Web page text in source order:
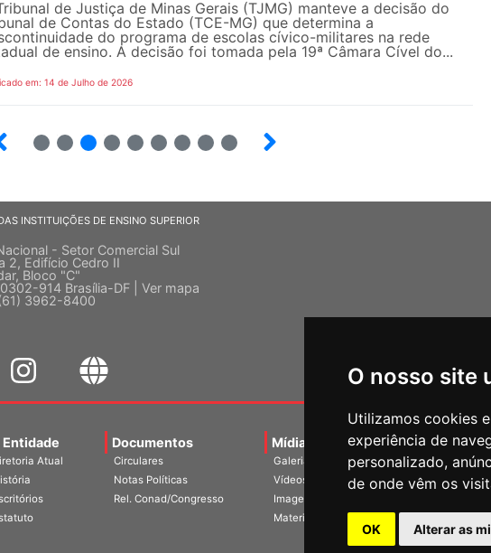
O nosso site
Utilizamos cookies
experiência de
personalizado,
de onde vêm os
OK Alterar as
de Justiça de Minas Gerais (TJMG) manteve a decisão do
de Contas do Estado (TCE-MG) que determina a
do programa de escolas cívico-militares na rede
de ensino. A decisão foi tomada pela 19ª Câmara Cível do...
em: 14 de Julho de 2026
INSTITUIÇÕES DE ENSINO SUPERIOR
- Setor Comercial Sul
2, Edifício Cedro II
Bloco "C"
914 Brasília-DF | Ver mapa
3962-8400
Entidade
Atual
Documentos
Circulares
Notas Políticas
Rel. Conad/Congresso
Mídias
Galerias
Vídeos
Imagens
Materiais
Agenda